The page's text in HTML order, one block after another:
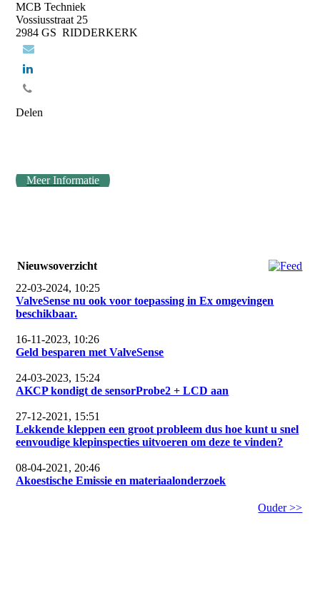
MCB Techniek
Vossiusstraat 25
2984 GS RIDDERKERK
Delen
Meer Informatie
Nieuwsoverzicht
22-03-2024, 10:25
ValveSense nu ook voor toepassing in Ex omgevingen
beschikbaar.
16-11-2023, 10:26
Geld besparen met ValveSense
24-03-2023, 15:24
AKCP kondigt de sensorProbe2 + LCD aan
27-12-2021, 15:51
Lekkende kleppen een groot probleem dus hoe kunt u snel
eenvoudige klepinspecties uitvoeren om deze te vinden?
08-04-2021, 20:46
Akoestische Emissie en materiaalonderzoek
Ouder >>